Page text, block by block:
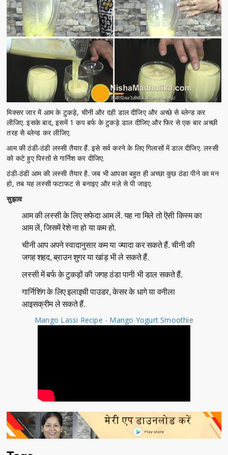
मिक्सर जार में आम के टुकड़े, चीनी और दही डाल दीजिए और अच्छे से ब्लेन्ड कर
लीजिए. इसके बाद, इसमें 1 कप बर्फ के टुकड़े डाल दीजिए और फिर से एक बार अच्छी
तरह सेे ब्लेन्ड कर लीजिए.
आम की ठंडी-ठंडी लस्सी तैयार हैं. इसे सर्व करने के लिए गिलासों में डाल दीजिए. लस्सी
को कटे हुए पिस्तों से गार्निश कर दीजिए.
ठंडी-ठंडी आम की लस्सी तैयार है. जब भी आपका बहुत ही अच्छा कुछ ठंडा पीने का मन
हो, तब यह लस्सी फटाफट से बनाइए और मज़े से पी जाइए.
सुझाव
आम की लस्सी के लिए सफेदा आम लें. यह ना मिले तो ऎसी किस्म का
आम लें, जिसमें रेशे ना हो या कम हो.
चीनी आप अपने स्वादानुसार कम या ज्यादा कर सकते हैं. चीनी की
जगह शहद, ब्राउन शुगर या खांड़ भी ले सकते हैं.
लस्सी में बर्फ के टुकड़ों की जगह ठंडा पानी भी डाल सकते हैं.
गार्निशिंग के लिए इलाइची पाउडर, केसर के धागे या वनीला
आइसक्रीम ले सकते हैं.
Mango Lassi Recipe - Mango Yogurt Smoothie